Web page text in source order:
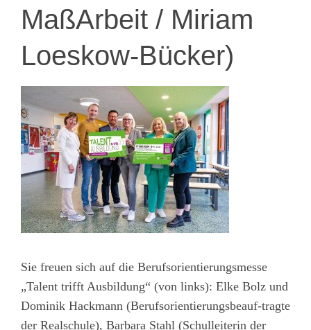
MaßArbeit / Miriam
Loeskow-Bücker)
Sie freuen sich auf die Berufsorientierungsmesse
„Talent trifft Ausbildung“ (von links): Elke Bolz und
Dominik Hackmann (Berufsorientierungsbeauf-tragte
der Realschule), Barbara Stahl (Schulleiterin der